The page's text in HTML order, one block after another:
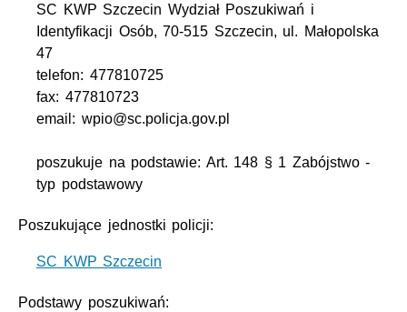
SC KWP Szczecin Wydział Poszukiwań i
Identyfikacji Osób, 70-515 Szczecin, ul. Małopolska
47
telefon: 477810725
fax: 477810723
email: wpio@sc.policja.gov.pl
poszukuje na podstawie: Art. 148 § 1 Zabójstwo -
typ podstawowy
Poszukujące jednostki policji:
SC KWP Szczecin
Podstawy poszukiwań: